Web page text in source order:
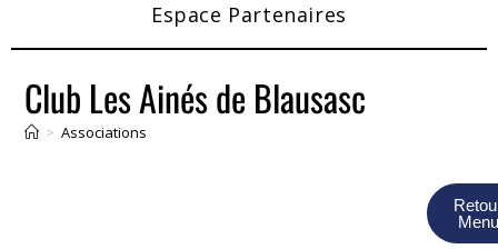
Espace Partenaires
Club Les Ainés de Blausasc
> Associations
Menu